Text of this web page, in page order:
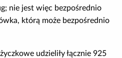
nie jest więc bezpośrednio
którą może bezpośrednio
udzieliły łącznie 925